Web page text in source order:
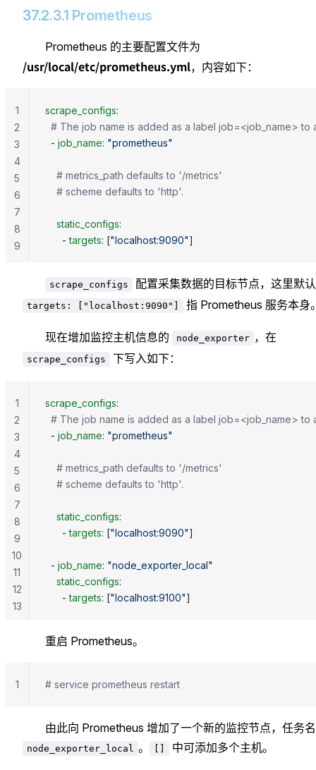
37.2.3.1 Prometheus
Prometheus 的主要配置文件为
/usr/local/etc/prometheus.yml，内容如下：
scrape_configs:
# The job name is added as a label job=<job_name> to
  -
job_name: "prometheus"
    # metrics_path defaults to '/metrics'
    # scheme defaults to 'http'.
    static_configs
:
      -
targets: ["localhost:9090"]
1
2
3
4
5
6
7
8
9
scrape_configs 配置采集数据的目标节点，这里默
targets: ["localhost:9090"] 指 Prometheus 服务本身
现在增加监控主机信息的 node_exporter ，在
scrape_configs 下写入如下：
scrape_configs:
# The job name is added as a label job=<job_name> to
  -
job_name: "prometheus"
    # metrics_path defaults to '/metrics'
    # scheme defaults to 'http'.
    static_configs
:
      -
targets: ["localhost:9090"]
  -
job_name: "node_exporter_local"
    static_configs
:
      -
targets: ["localhost:9100"]
1
2
3
4
5
6
7
8
9
10
11
12
13
重启 Prometheus。
# service prometheus restart
1
由此向 Prometheus 增加了一个新的监控节点，任务
node_exporter_local 。 [] 中可添加多个主机。